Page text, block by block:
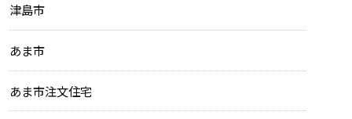
津島市
あま市
あま市注文住宅